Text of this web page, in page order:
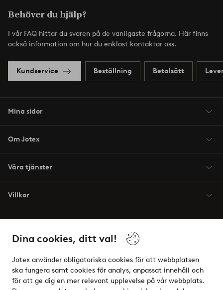
Dina cookies, ditt val!
Jotex använder obligatoriska cookies för att webbplatsen
ska fungera samt cookies för analys, anpassat innehåll och
för att ge dig en mer relevant upplevelse på vår webbplats.
Behöver du hjälp?
I vår FAQ hittar du svaren på de vanligaste frågorna. Här finns
också information om hur du enklast kontaktar oss.
Kundservice Beställning Betalsätt
Mina sidor
Om Jotex
Våra tjänster
Villkor